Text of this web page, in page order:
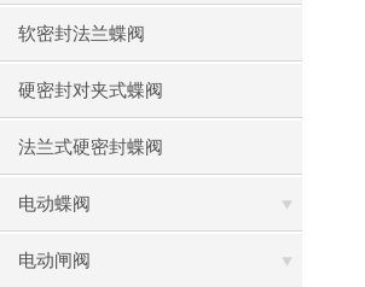
软密封法兰蝶阀
硬密封对夹式蝶阀
法兰式硬密封蝶阀
电动蝶阀
电动闸阀